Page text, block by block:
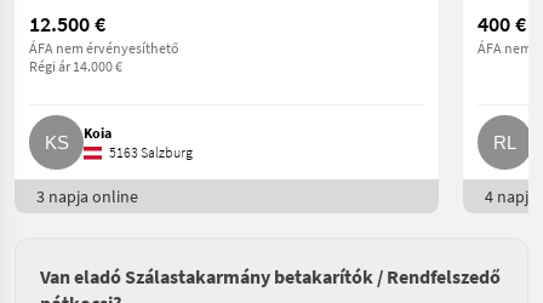
12.500 €
ÁFA nem érvényesíthető
Régi ár 14.000 €
Koia
5163 Salzburg
3 napja online
400 €
ÁFA nem
4 napja
Van eladó Szálastakarmány betakarítók / Rendfelszedő